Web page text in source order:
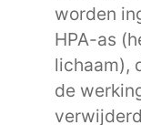
worden
HPA-as
lichaam),
de